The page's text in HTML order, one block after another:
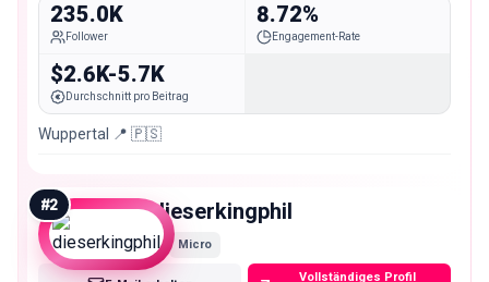
235.0K
Follower
8.72%
Engagement-Rate
$2.6K-5.7K
Durchschnitt pro Beitrag
Wuppertal 📍 🇵🇸
#2 dieserkingphil
Micro
Vollständiges Profil